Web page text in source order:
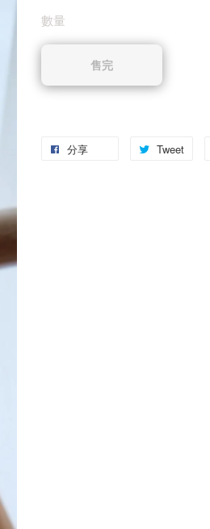
數量
售完
分享 Tweet